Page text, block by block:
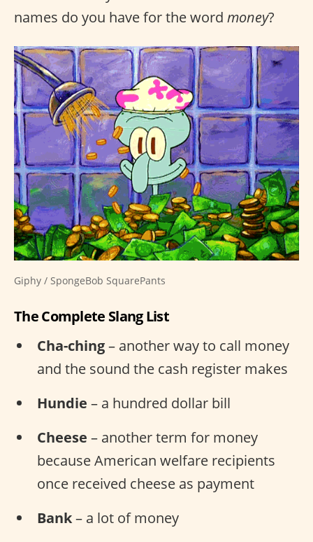
names do you have for the word money?
Giphy / SpongeBob SquarePants
The Complete Slang List
Cha-ching– another way to call money
and the sound the cash register makes
Hundie – a hundred dollar bill
Cheese – another term for money
because American welfare recipients
once received cheese as payment
Bank– a lot of money